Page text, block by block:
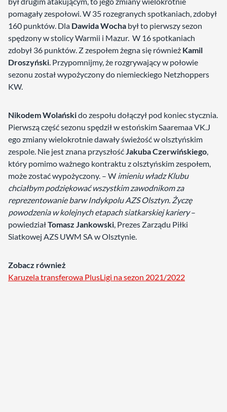
pomagały zespołowi. W 35 rozegranych spotkaniach, zdobył
160 punktów. Dla Dawida Wocha był to pierwszy sezon
spędzony w stolicy Warmii i Mazur. W 16 spotkaniach
zdobył 36 punktów. Z zespołem żegna się również Kamil
Droszyński. Przypomnijmy, że rozgrywający w połowie
sezonu został wypożyczony do niemieckiego Netzhoppers
KW.
Nikodem Wolańskido zespołu dołączył pod koniec stycznia.
Pierwszą część sezonu spędził w estońskim Saaremaa VK.J
ego zmiany wielokrotnie dawały świeżość w olsztyńskim
zespole. Nie jest znana przyszłośćJakuba Czerwińskiego,
który pomimo ważnego kontraktu z olsztyńskim zespołem,
może zostać wypożyczony. – W imieniu władz Klubu
chciałbym podziękować wszystkim zawodnikom za
reprezentowanie barw Indykpolu AZS Olsztyn. Życzę
powodzenia w kolejnych etapach siatkarskiej kariery–
powiedziałTomasz Jankowski, Prezes Zarządu Piłki
Siatkowej AZS UWM SA w Olsztynie.
Zobacz również
Karuzela transferowa PlusLigi na sezon 2021/2022